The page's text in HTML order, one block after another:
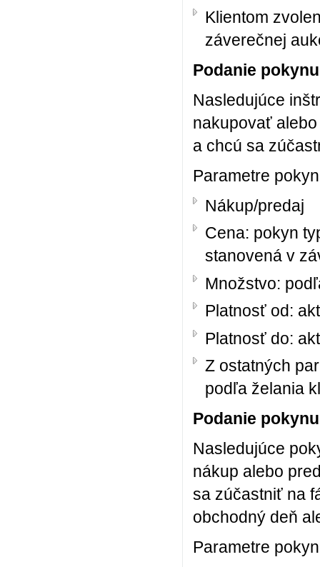
Klientom
záverečnej
Podanie
Nasledujúce
nakupovať
a chcú sa
Parametre
Nákup/predaj
Cena: pokyn
stanovená v
Množstvo:
Platnosť od:
Platnosť do:
Z ostatných
podľa želania
Podanie
Nasledujúce
nákup alebo
sa zúčastniť na
obchodný deň
Parametre